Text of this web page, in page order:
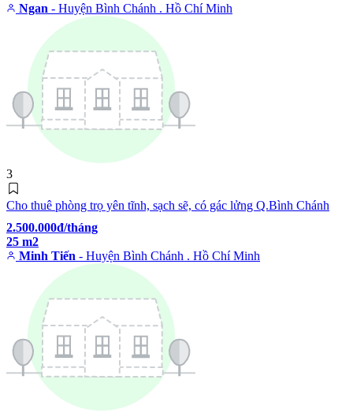
Ngan - Huyện Bình Chánh . Hồ Chí Minh
3
Cho thuê phòng trọ yên tĩnh, sạch sẽ, có gác lửng Q.Bình Chánh
2.500.000đ/tháng
25 m2
Minh Tiến - Huyện Bình Chánh . Hồ Chí Minh